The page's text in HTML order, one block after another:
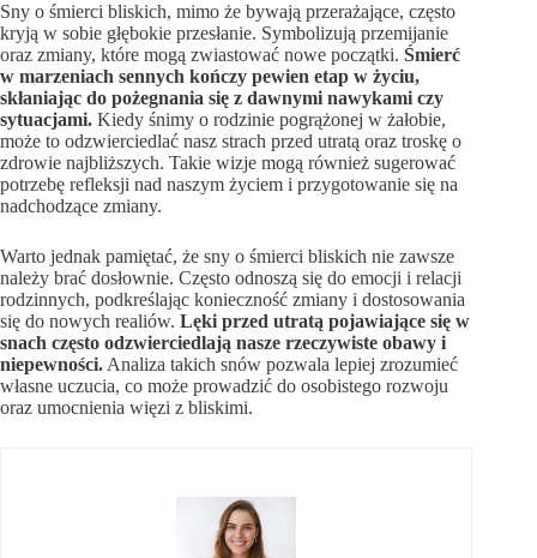
Sny o śmierci bliskich, mimo że bywają przerażające, często
kryją w sobie głębokie przesłanie. Symbolizują przemijanie
oraz zmiany, które mogą zwiastować nowe początki. Śmierć
w marzeniach sennych kończy pewien etap w życiu,
skłaniając do pożegnania się z dawnymi nawykami czy
sytuacjami. Kiedy śnimy o rodzinie pogrążonej w żałobie,
może to odzwierciedlać nasz strach przed utratą oraz troskę o
zdrowie najbliższych. Takie wizje mogą również sugerować
potrzebę refleksji nad naszym życiem i przygotowanie się na
nadchodzące zmiany.
Warto jednak pamiętać, że sny o śmierci bliskich nie zawsze
należy brać dosłownie. Często odnoszą się do emocji i relacji
rodzinnych, podkreślając konieczność zmiany i dostosowania
się do nowych realiów. Lęki przed utratą pojawiające się w
snach często odzwierciedlają nasze rzeczywiste obawy i
niepewności. Analiza takich snów pozwala lepiej zrozumieć
własne uczucia, co może prowadzić do osobistego rozwoju
oraz umocnienia więzi z bliskimi.